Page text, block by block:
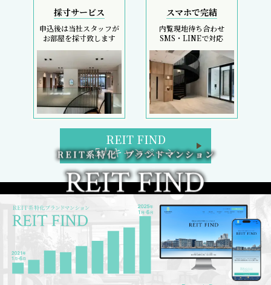
採寸サービス
申込後は当社スタッフが
お部屋を採寸致します
スマホで完結
内覧現地待ち合わせ
SMS・LINEで対応
REIT FIND
5大キャンペーン